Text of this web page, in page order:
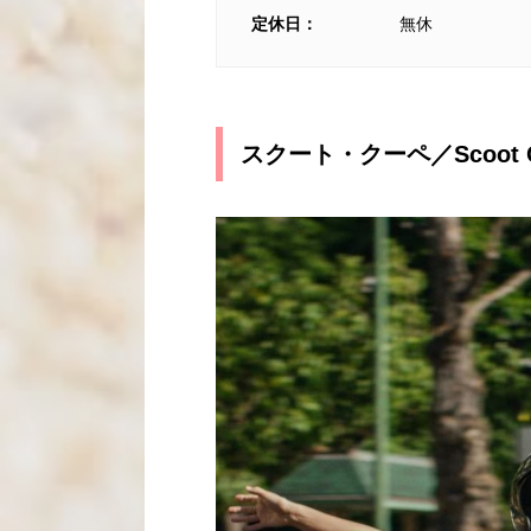
定休日： 無休
スクート・クーペ／Scoot